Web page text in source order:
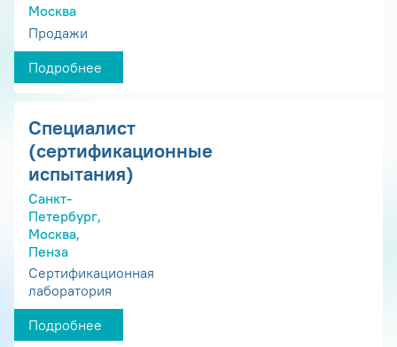
Москва
Продажи
Подробнее
Специалист
(сертификационные
испытания)
Санкт-
Петербург,
Москва,
Пенза
Сертификационная
лаборатория
Подробнее